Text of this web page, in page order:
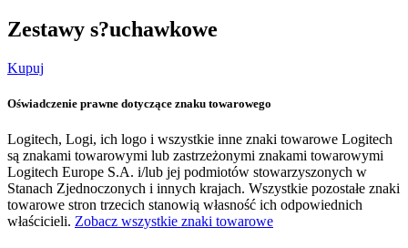
Zestawy s?uchawkowe
Kupuj
Oświadczenie prawne dotyczące znaku towarowego
Logitech, Logi, ich logo i wszystkie inne znaki towarowe Logitech
są znakami towarowymi lub zastrzeżonymi znakami towarowymi
Logitech Europe S.A. i/lub jej podmiotów stowarzyszonych w
Stanach Zjednoczonych i innych krajach. Wszystkie pozostałe znaki
towarowe stron trzecich stanowią własność ich odpowiednich
właścicieli. Zobacz wszystkie znaki towarowe